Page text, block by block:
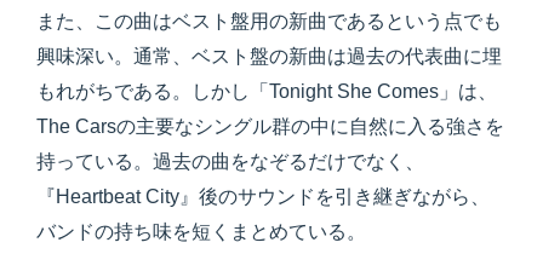
また、この曲はベスト盤用の新曲であるという点でも
興味深い。通常、ベスト盤の新曲は過去の代表曲に埋
もれがちである。しかし「Tonight She Comes」は、
The Carsの主要なシングル群の中に自然に入る強さを
持っている。過去の曲をなぞるだけでなく、
『Heartbeat City』後のサウンドを引き継ぎながら、
バンドの持ち味を短くまとめている。